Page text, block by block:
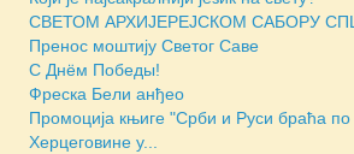
СВЕТОМ АРХИЈЕРЕЈСКОМ САБОРУ
Пренос моштију Светог Саве
С Днём Победы!
Фреска Бели анђео
Промоција књиге "Срби и Руси браћа
Херцеговине у...